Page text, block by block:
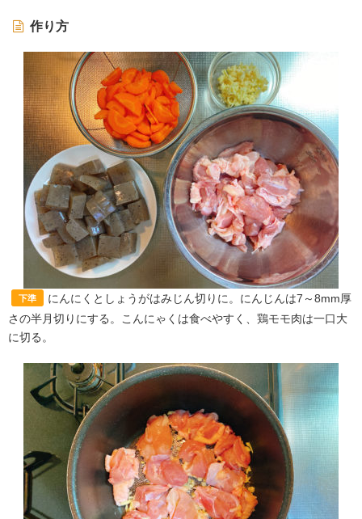
作り方
下準
にんにくとしょうがはみじん切りに。にんじんは7～8mm厚
さの半月切りにする。こんにゃくは食べやすく、鶏モモ肉は一口大
に切る。